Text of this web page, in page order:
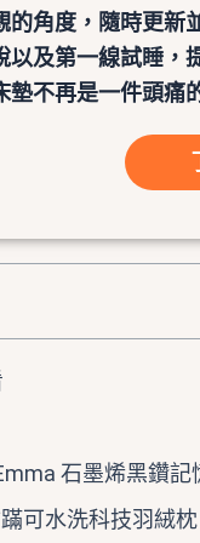
的角度，隨時更新
以及第一線試睡，
墊不再是一件頭痛
石墨烯黑鑽記
可水洗科技羽絨枕